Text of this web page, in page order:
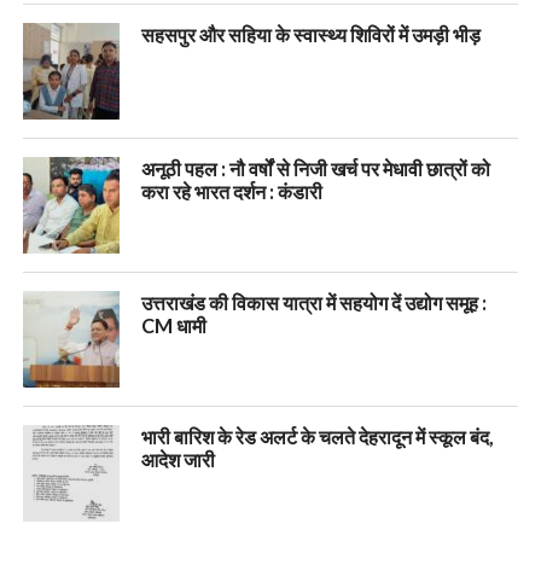
सहसपुर और सहिया के स्वास्थ्य शिविरों में उमड़ी भीड़
अनूठी पहल : नौ वर्षों से निजी खर्च पर मेधावी छात्रों को
करा रहे भारत दर्शन : कंडारी
उत्तराखंड की विकास यात्रा में सहयोग दें उद्योग समूह :
CM धामी
भारी बारिश के रेड अलर्ट के चलते देहरादून में स्कूल बंद,
आदेश जारी